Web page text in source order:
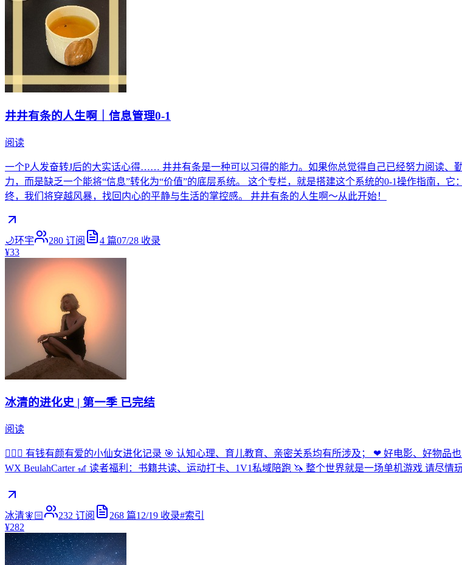
井井有条的人生啊｜信息管理0-1
阅读
一个P人发奋转J后的大实话心得…… 井井有条是一种可以习得的能力。如果你总觉得自己已经努力阅读、
力，而是缺乏一个能将“信息”转化为“价值”的底层系统。 这个专栏，就是搭建这个系统的0-1操作指南，
终，我们将穿越风暴，找回内心的平静与生活的掌控感。 井井有条的人生啊～从此开始！
🌙环宇 280 订阅 4 篇07/28 收录
¥33
冰清的进化史 | 第一季 已完结
阅读
🧚🏻‍♀️ 有钱有颜有爱的小仙女进化记录 🎯 认知心理、育儿教育、亲密关系均有所涉及； ❤ 好电影、好物
WX BeulahCarter 🎢 读者福利：书籍共读、运动打卡、1V1私域陪跑 🦄 整个世界就是一场单机游戏 请尽情
冰清🧚🏻 232 订阅 268 篇12/19 收录#索引
¥282